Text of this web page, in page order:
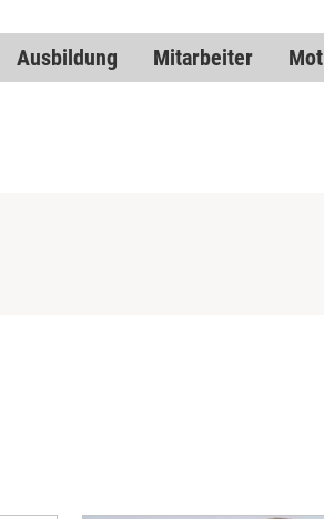
Ausbildung Mitarbeiter